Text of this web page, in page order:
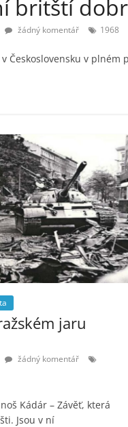
britští
žádný komentář 1968
v Československu v
jaru
žádný komentář
Kádár – Závěť, která
Jsou v ní